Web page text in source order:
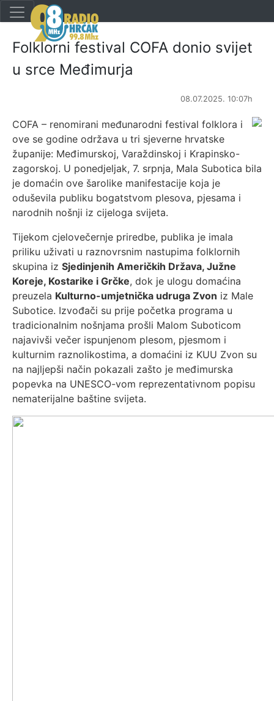
Folklorni festival COFA donio svijet
u srce Međimurja
08.07.2025. 10:07h
COFA – renomirani međunarodni festival folklora i
ove se godine održava u tri sjeverne hrvatske
županije: Međimurskoj, Varaždinskoj i Krapinsko-
zagorskoj. U ponedjeljak, 7. srpnja, Mala Subotica bila
je domaćin ove šarolike manifestacije koja je
oduševila publiku bogatstvom plesova, pjesama i
narodnih nošnji iz cijeloga svijeta.
Tijekom cjelovečernje priredbe, publika je imala
priliku uživati u raznovrsnim nastupima folklornih
skupina iz Sjedinjenih Američkih Država, Južne
Koreje, Kostarike i Grčke, dok je ulogu domaćina
preuzela Kulturno-umjetnička udruga Zvon iz Male
Subotice. Izvođači su prije početka programa u
tradicionalnim nošnjama prošli Malom Suboticom
najavivši večer ispunjenom plesom, pjesmom i
kulturnim raznolikostima, a domaćini iz KUU Zvon su
na najljepši način pokazali zašto je međimurska
popevka na UNESCO-vom reprezentativnom popisu
nematerijalne baštine svijeta.